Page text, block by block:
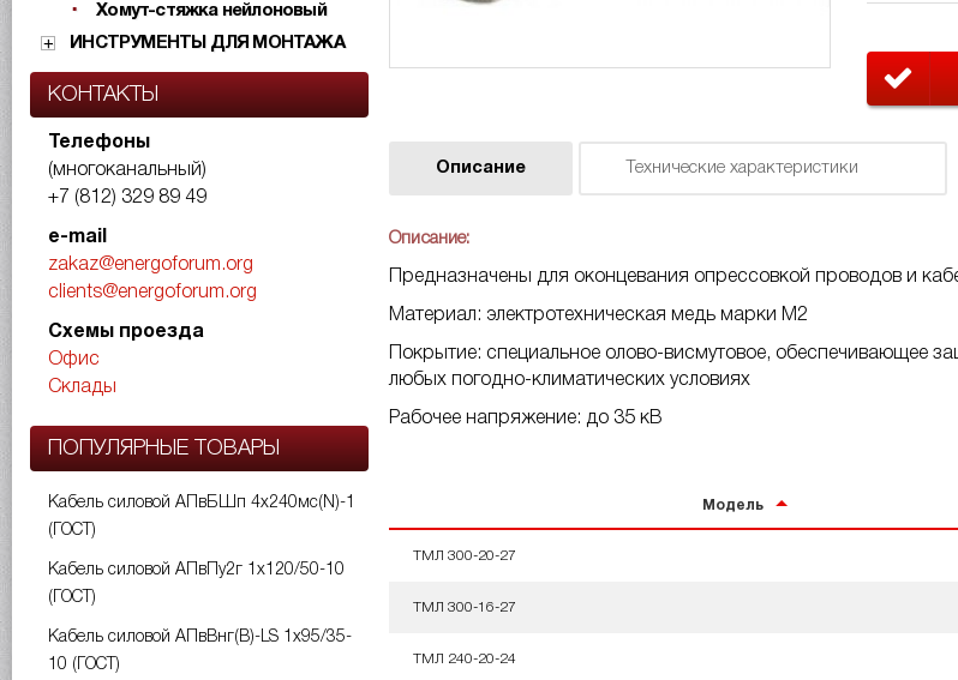
Хомут-стяжка нейлоновый
ИНСТРУМЕНТЫ ДЛЯ МОНТАЖА
КОНТАКТЫ
Телефоны
(многоканальный)
+7 (812) 329 89 49
e-mail
zakaz@energoforum.org
clients@energoforum.org
Схемы проезда
Офис
Склады
ПОПУЛЯРНЫЕ ТОВАРЫ
Кабель силовой АПвБШп 4х240мс(N)-1
(ГОСТ)
Кабель силовой АПвПу2г 1х120/50-10
(ГОСТ)
Кабель силовой АПвВнг(B)-LS 1х95/35-
10 (ГОСТ)
Описание Технические характеристики
Описание:
Предназначены для оконцевания опрессовкой проводов и
Материал: электротехническая медь марки М2
Покрытие: специальное олово-висмутовое, обеспечивающее
любых погодно-климатических условиях
Рабочее напряжение: до 35 кВ
Модель
ТМЛ 300-20-27
ТМЛ 300-16-27
ТМЛ 240-20-24